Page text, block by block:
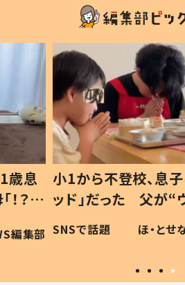
歳息
？」
編集部
小1から不登校、息子
ッド」だった 父が“
作り続ける理由とは
#令和の子
SNSで話題 ほ・と